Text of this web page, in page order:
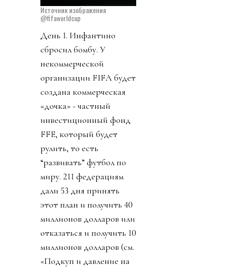
Источник изображения
@fifaworldcup
День 1. Инфантино
сбросил бомбу. У
некоммерческой
организации FIFA будет
создана коммерческая
«дочка» - частный
инвестиционный фонд
FFE, который будет
рулить, то есть
“развивать” футбол по
миру. 211 федерациям
дали 53 дня принять
этот план и получить 40
миллионов долларов или
отказаться и получить 10
миллионов долларов (см.
«Подкуп и давление на